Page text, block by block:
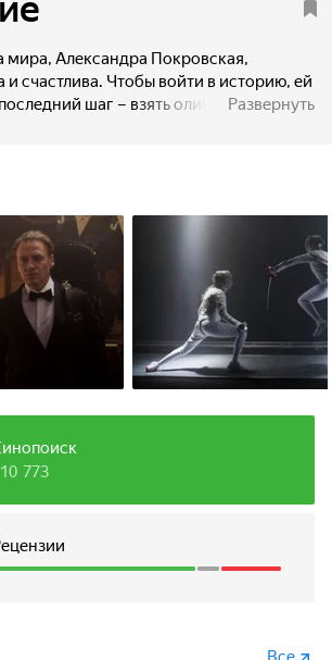
мира, Александра Покровская,
и счастлива. Чтобы войти в историю, ей
шаг – взять олимпийское
на всех соревнованиях и не
журналов. Ее цель – занять
Начинается отчаянная схватка не
но и в жизни. Обе одержимы, и,
их не может ничто. Весь мир, затаив
за сверканием острых клинков. И все
борьба уже зашла слишком
Развернуть
773